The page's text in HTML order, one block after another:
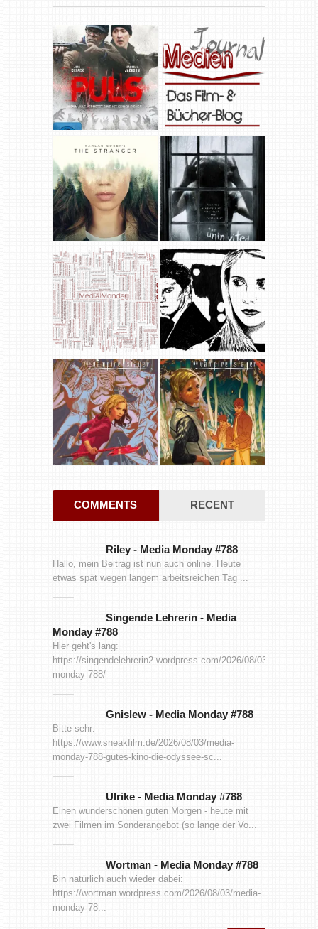
COMMENTS RECENT
Riley- Media Monday #788
Hallo, mein Beitrag ist nun auch online. Heute
etwas spät wegen langem arbeitsreichen Tag ...
Singende Lehrerin - Media
Monday #788
Hier geht's lang:
https://singendelehrerin2.wordpress.com/2026/08/03/media-
monday-788/
Gnislew - Media Monday #788
Bitte sehr:
https://www.sneakfilm.de/2026/08/03/media-
monday-788-gutes-kino-die-odyssee-sc...
Ulrike - Media Monday #788
Einen wunderschönen guten Morgen - heute mit
zwei Filmen im Sonderangebot (so lange der Vo...
Wortman - Media Monday #788
Bin natürlich auch wieder dabei:
https://wortman.wordpress.com/2026/08/03/media-
monday-78...